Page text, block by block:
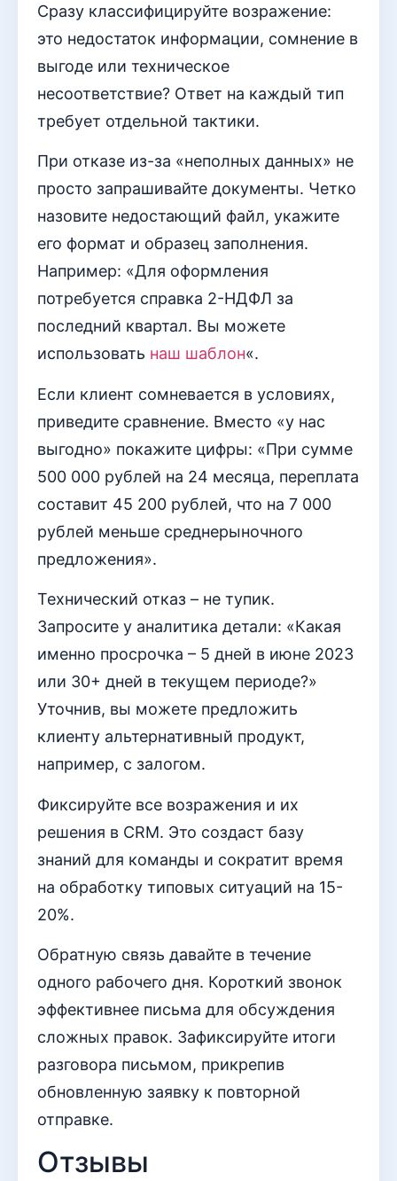
Сразу классифицируйте возражение:
это недостаток информации, сомнение в
выгоде или техническое
несоответствие? Ответ на каждый тип
требует отдельной тактики.
При отказе из-за «неполных данных» не
просто запрашивайте документы. Четко
назовите недостающий файл, укажите
его формат и образец заполнения.
Например: «Для оформления
потребуется справка 2-НДФЛ за
последний квартал. Вы можете
использовать наш шаблон«.
Если клиент сомневается в условиях,
приведите сравнение. Вместо «у нас
выгодно» покажите цифры: «При сумме
500 000 рублей на 24 месяца, переплата
составит 45 200 рублей, что на 7 000
рублей меньше среднерыночного
предложения».
Технический отказ – не тупик.
Запросите у аналитика детали: «Какая
именно просрочка – 5 дней в июне 2023
или 30+ дней в текущем периоде?»
Уточнив, вы можете предложить
клиенту альтернативный продукт,
например, с залогом.
Фиксируйте все возражения и их
решения в CRM. Это создаст базу
знаний для команды и сократит время
на обработку типовых ситуаций на 15-
20%.
Обратную связь давайте в течение
одного рабочего дня. Короткий звонок
эффективнее письма для обсуждения
сложных правок. Зафиксируйте итоги
разговора письмом, прикрепив
обновленную заявку к повторной
отправке.
Отзывы